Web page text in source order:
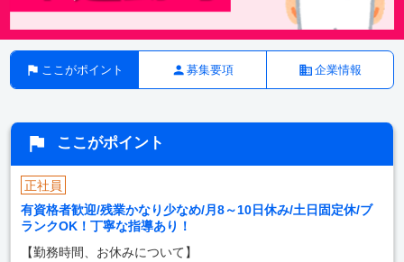
ここがポイント 募集要項 企業情報
ここがポイント
正社員
有資格者歓迎/残業かなり少なめ/月8～10日休み/土日固定休/ブ
ランクOK！丁寧な指導あり！
【勤務時間、お休みについて】